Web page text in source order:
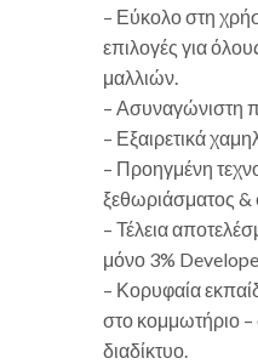
– Εύκολο στη
επιλογές για
μαλλιών.
– Ασυναγώνιστη
– Εξαιρετικά
– Προηγμένη
ξεθωριάσματος &
– Τέλεια
μόνο 3%
– Κορυφαία
στο κομμωτήριο
διαδίκτυο.